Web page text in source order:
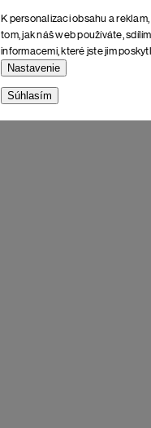
K personalizaci obsahu a
tom, jak náš web používáte,
informacemi, které jste jim
Nastavenie
Súhlasím
Dámske
112 €